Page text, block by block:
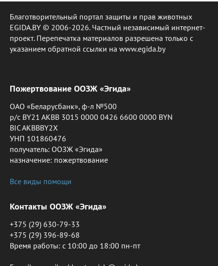
Благотворительный портал защиты и прав животных
EGIDA.BY © 2006-2026. Частный независимый интернет-
проект. Перепечатка материалов разрешена только с
указанием обратной ссылки на www.egida.by
Пожертвование ООЗЖ «Эгида»
ОАО «Беларусбанк», ф-л №500
р/с BY21 AKBB 3015 0000 0426 6600 0000 BYN
BIC AKBBBY2X
УНП 101860476
получатель: ООЗЖ «Эгида»
назначение: пожертвование
Все виды помощи
Контакты ООЗЖ «Эгида»
+375 (29) 630-79-33
+375 (29) 396-89-68
Время работы: c 10:00 до 18:00 пн-пт